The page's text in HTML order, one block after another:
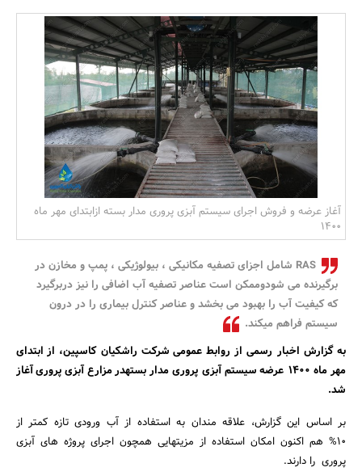
بانک، بیمه و سرمایه
مسکن و ساختمان
آغاز عرضه و فروش اجرای سیستم آبزی پروری مدار بسته ازابتدای مهر ماه
1400
RAS شامل اجزای تصفیه مکانیکی ، بیولوژیکی ، پمپ و مخازن در
برگیرنده می شودوممکن است عناصر تصفیه آب اضافی را نیز دربرگیرد
که کیفیت آب را بهبود می بخشد و عناصر کنترل بیماری را در درون
سیستم فراهم میکند.
به گزارش اخبار رسمی از روابط عمومی شرکت راشکیان کاسپین، از ابتدای
مهر ماه 1400 عرضه سیستم آبزی پروری مدار بستهدر مزارع آبزی پروری آغاز
شد.
بر اساس این گزارش، علاقه مندان به استفاده از آب ورودی تازه کمتر از
10% هم اکنون امکان استفاده از مزیتهایی همچون اجرای پروژه های آبزی
پروری را دارند.